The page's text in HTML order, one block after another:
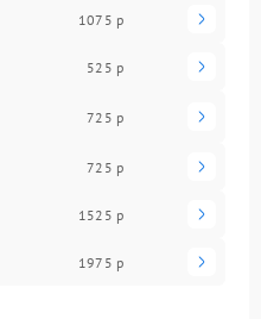
1075 р
525 р
725 р
725 р
1525 р
1975 р